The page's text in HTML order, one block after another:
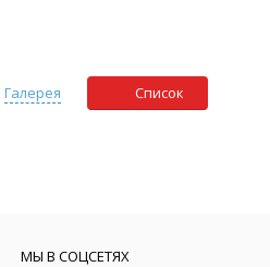
Список
Галерея
МЫ В СОЦСЕТЯХ